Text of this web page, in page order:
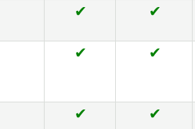
✔ ✔
✔ ✔
✔ ✔